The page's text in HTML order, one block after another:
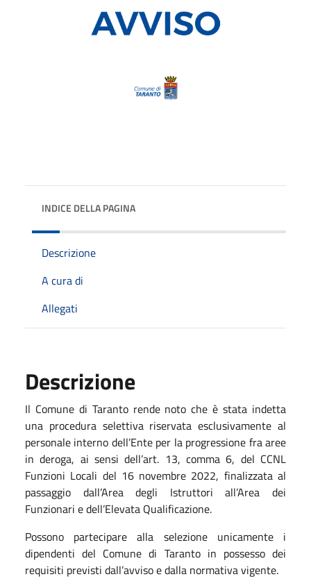
INDICE DELLA PAGINA
Descrizione
A cura di
Allegati
Descrizione
Il Comune di Taranto rende noto che è stata indetta
una procedura selettiva riservata esclusivamente al
personale interno dell’Ente per la progressione fra aree
in deroga, ai sensi dell’art. 13, comma 6, del CCNL
Funzioni Locali del 16 novembre 2022, finalizzata al
passaggio dall’Area degli Istruttori all’Area dei
Funzionari e dell’Elevata Qualificazione.
Possono partecipare alla selezione unicamente i
dipendenti del Comune di Taranto in possesso dei
requisiti previsti dall’avviso e dalla normativa vigente.